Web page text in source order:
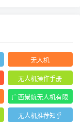
无人机
无人机操作手册
广西景航无人机有限
公司官网首页
无人机推荐知乎